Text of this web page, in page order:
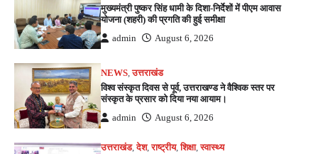
मुख्यमंत्री पुष्कर सिंह धामी के दिशा-निर्देशों में पीएम आवास
योजना (शहरी) की प्रगति की हुई समीक्षा
admin August 6, 2026
NEWS,उत्तराखंड
विश्व संस्कृत दिवस से पूर्व, उत्तराखण्ड ने वैश्विक स्तर पर
संस्कृत के प्रसार को दिया नया आयाम।
admin August 6, 2026
उत्तराखंड,देश,राष्ट्रीय,शिक्षा,स्वास्थ्य